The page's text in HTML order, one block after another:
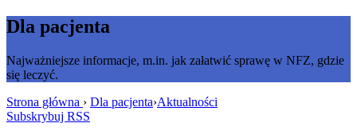
Dla pacjenta
Najważniejsze informacje, m.in. jak załatwić sprawę w NFZ, gdzie
się leczyć.
Strona główna › Dla pacjenta›Aktualności
Subskrybuj RSS